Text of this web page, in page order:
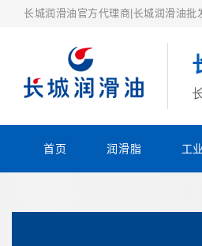
长城润滑油官方代理商|长城润滑油批
首页 润滑脂 工